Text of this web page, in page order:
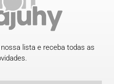
lista e receba todas as